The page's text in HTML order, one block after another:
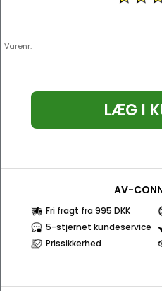
Varenr:
LÆG I
AV-
Fri fragt fra 995 DKK
5-stjernet kundeservice
Prissikkerhed